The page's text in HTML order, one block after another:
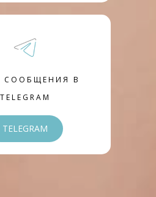
СООБЩЕНИЯ В
TELEGRAM
TELEGRAM